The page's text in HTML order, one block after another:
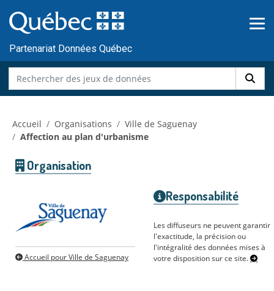
au
contenu
Partenariat Données Québec
Accueil Organisations
Ville de Saguenay
Affection au plan d'urbanisme
Organisation
Accueil pour Ville de Saguenay
Responsabilité
Les diffuseurs ne peuvent garantir
l'exactitude, la précision ou
l'intégralité des données mises à
votre disposition sur ce site.